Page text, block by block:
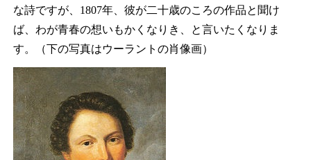
な詩ですが、1807年、彼が二十歳のころの作品と聞け
ば、わが青春の想いもかくなりき、と言いたくなりま
す。（下の写真はウーラントの肖像画）